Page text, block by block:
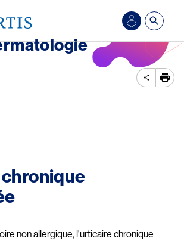
non allergique, l'urticaire chronique